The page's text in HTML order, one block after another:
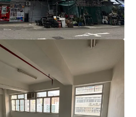
、超市等生活配套一應俱全，社區發
接近100%，買家購入後即可享有
同廈單位成交價穩步上揚，反映市
業充滿信心，是次放售為買家提供
資產升值潛力的難得機會。
點區域，持續吸引發展商積極進駐
工商業活力與人流顯著提升。隨著